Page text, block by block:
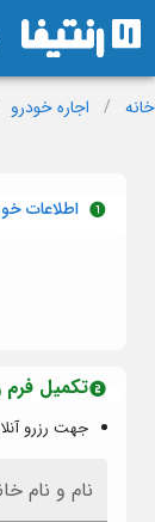
خانه / اجاره خودرو
اطلاعات
تکمیل فرم
جهت رزرو
نام و نام